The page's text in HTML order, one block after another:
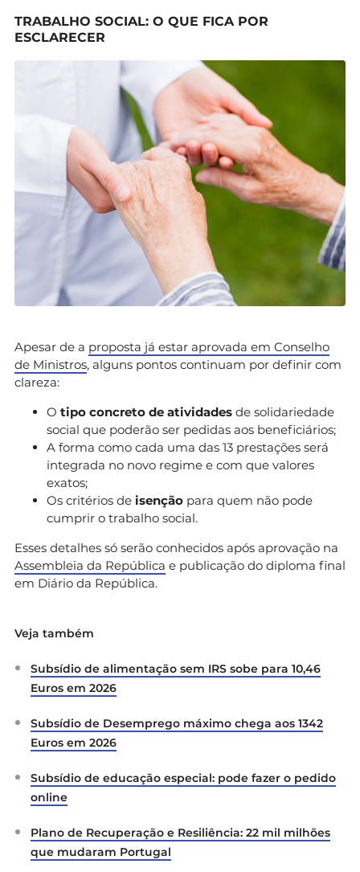
TRABALHO SOCIAL: O QUE FICA POR
ESCLARECER
Apesar de a proposta já estar aprovada em Conselho
de Ministros, alguns pontos continuam por definir com
clareza:
O tipo concreto de atividades de solidariedade
social que poderão ser pedidas aos beneficiários;
A forma como cada uma das 13 prestações será
integrada no novo regime e com que valores
exatos;
Os critérios de isenção para quem não pode
cumprir o trabalho social.
Esses detalhes só serão conhecidos após aprovação na
Assembleia da República e publicação do diploma final
em Diário da República.
Veja também
Subsídio de alimentação sem IRS sobe para 10,46
Euros em 2026
Subsídio de Desemprego máximo chega aos 1342
Euros em 2026
Subsídio de educação especial: pode fazer o pedido
online
Plano de Recuperação e Resiliência: 22 mil milhões
que mudaram Portugal